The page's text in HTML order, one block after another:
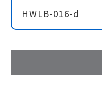
HWLB-016-d